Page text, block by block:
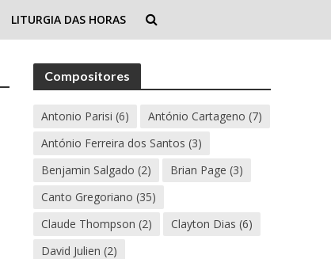
LITURGIA DAS HORAS
Compositores
Antonio Parisi (6) António Cartageno (7)
António Ferreira dos Santos (3)
Benjamin Salgado (2) Brian Page (3)
Canto Gregoriano (35)
Claude Thompson (2) Clayton Dias (6)
David Julien (2)